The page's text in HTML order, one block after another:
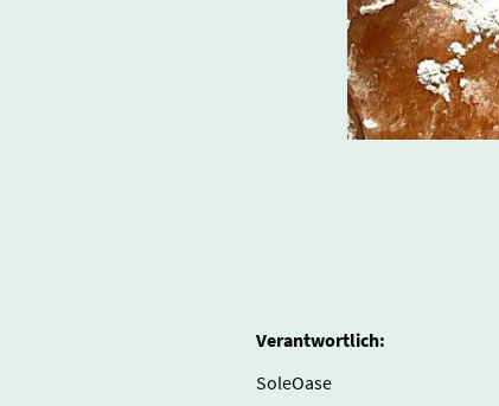
Verantwortlich:
SoleOase